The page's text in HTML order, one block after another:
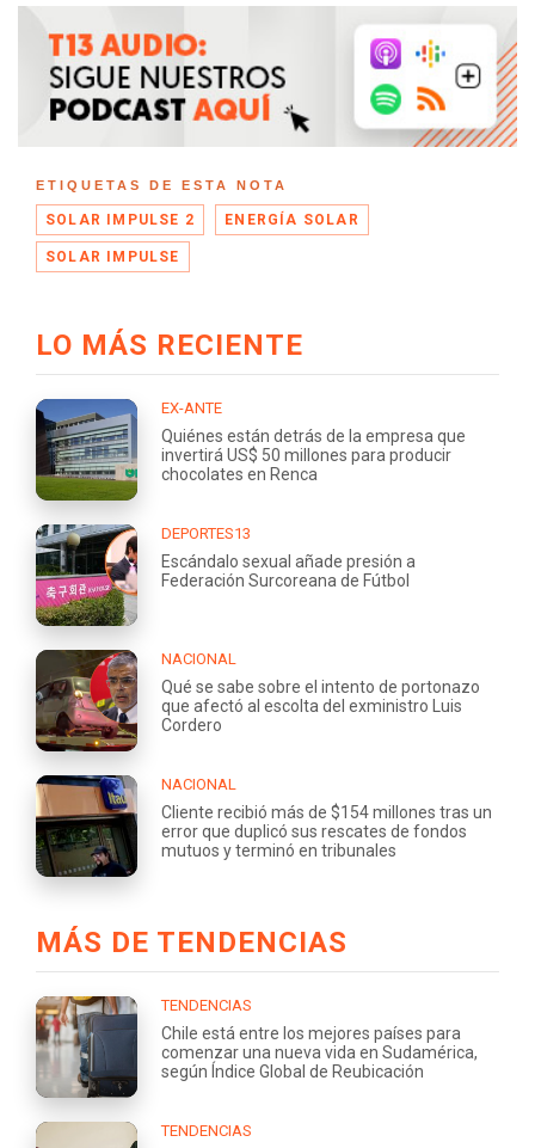
ETIQUETAS DE ESTA NOTA
SOLAR IMPULSE 2 ENERGÍA SOLAR
SOLAR IMPULSE
LO MÁS RECIENTE
EX-ANTE
Quiénes están detrás de la empresa que
invertirá US$ 50 millones para producir
chocolates en Renca
DEPORTES13
Escándalo sexual añade presión a
Federación Surcoreana de Fútbol
NACIONAL
Qué se sabe sobre el intento de portonazo
que afectó al escolta del exministro Luis
Cordero
NACIONAL
Cliente recibió más de $154 millones tras un
error que duplicó sus rescates de fondos
mutuos y terminó en tribunales
MÁS DE TENDENCIAS
TENDENCIAS
Chile está entre los mejores países para
comenzar una nueva vida en Sudamérica,
según Índice Global de Reubicación
TENDENCIAS